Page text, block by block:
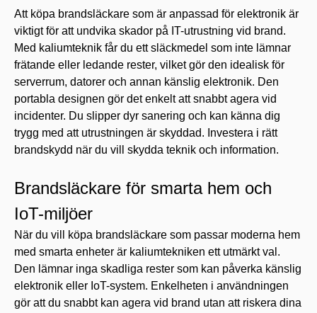
Att köpa brandsläckare som är anpassad för elektronik är
viktigt för att undvika skador på IT-utrustning vid brand.
Med kaliumteknik får du ett släckmedel som inte lämnar
frätande eller ledande rester, vilket gör den idealisk för
serverrum, datorer och annan känslig elektronik. Den
portabla designen gör det enkelt att snabbt agera vid
incidenter. Du slipper dyr sanering och kan känna dig
trygg med att utrustningen är skyddad. Investera i rätt
brandskydd när du vill skydda teknik och information.
Brandsläckare för smarta hem och
IoT-miljöer
När du vill köpa brandsläckare som passar moderna hem
med smarta enheter är kaliumtekniken ett utmärkt val.
Den lämnar inga skadliga rester som kan påverka känslig
elektronik eller IoT-system. Enkelheten i användningen
gör att du snabbt kan agera vid brand utan att riskera dina